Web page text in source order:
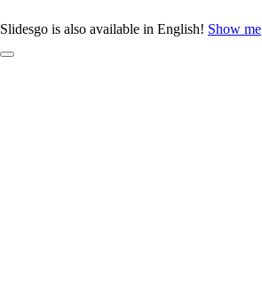
Slidesgo is also available in English! Show me